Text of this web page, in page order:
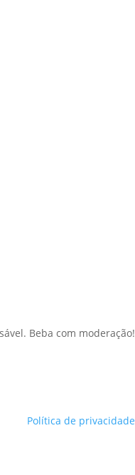
Beba com moderação!
Política de privacidade